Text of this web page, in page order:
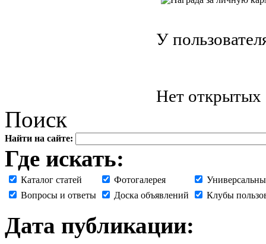
У
Нет открытых
Поиск
Найти на сайте:
Где искать:
Каталог статей Фотогалерея
Вопросы и ответы
Доска объявлений Клубы
Дата публикации: